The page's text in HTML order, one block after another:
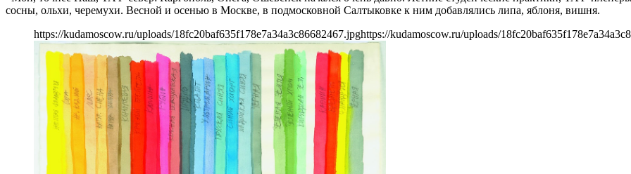
сосны, ольхи, черемухи. Весной и осенью в Москве, в подмосковной Салтыковке к ним добавлялись липа, яблоня, вишня.
https://kudamoscow.ru/uploads/18fc20baf635f178e7a34a3c86682467.jpghttps://kudamoscow.ru/uploads/